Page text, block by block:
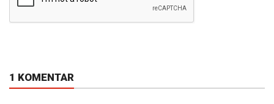
1 KOMENTAR